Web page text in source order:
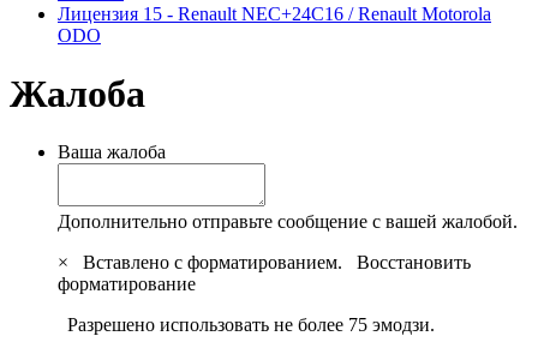
Лицензия 15 - Renault NEC+24C16 / Renault Motorola
ODO
Жалоба
Ваша жалоба
Дополнительно отправьте сообщение с вашей жалобой.
×
Вставлено с форматированием. Восстановить
форматирование
Разрешено использовать не более 75 эмодзи.